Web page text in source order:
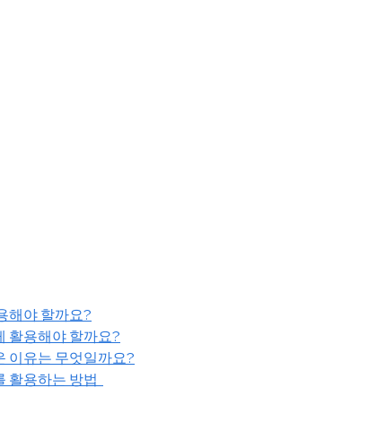
해야 할까요?
활용해야 할까요?
이유는 무엇일까요?
활용하는 방법